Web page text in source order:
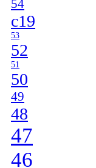
54
c19
53
52
51
50
49
48
47
46